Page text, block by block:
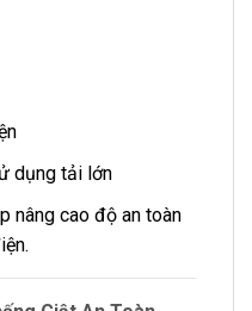
dụng tải lớn
nâng cao độ an toàn